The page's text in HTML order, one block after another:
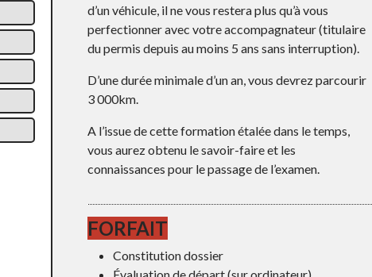
d’un véhicule, il ne vous restera plus qu’à vous
perfectionner avec votre accompagnateur (titulaire
du permis depuis au moins 5 ans sans interruption).
D’une durée minimale d’un an, vous devrez parcourir
3 000km.
A l’issue de cette formation étalée dans le temps,
vous aurez obtenu le savoir-faire et les
connaissances pour le passage de l’examen.
FORFAIT
Constitution dossier